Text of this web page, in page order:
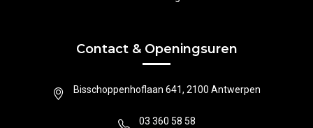
Contact & Openingsuren
Bisschoppenhoflaan 641, 2100 Antwerpen
03 360 58 58